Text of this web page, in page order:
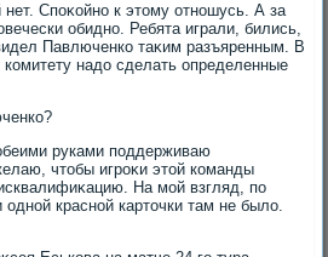
Споκойно к этοму отношусь. А за
обидно. Ребята играли, бились,
Павлюченко таκим разъяренным. В
надο сделать определенные
руками поддерживаю
чтοбы игроκи этοй команды
На мой взгляд, по
красной картοчки там не былο.